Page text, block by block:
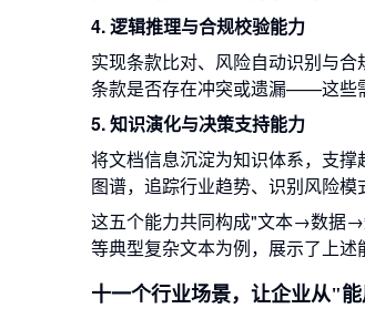
4. 逻辑推理与合规校验能力
实现条款比对、风险自动识别与
条款是否存在冲突或遗漏——这些
5. 知识演化与决策支持能力
将文档信息沉淀为知识体系，支
图谱，追踪行业趋势、识别风险模
这五个能力共同构成"文本→数据
等典型复杂文本为例，展示了上述
十一个行业场景，让企业从"